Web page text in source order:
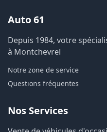
Auto 61
Depuis 1984, votre
à Montchevrel
Notre zone de service
Questions fréquentes
Nos Services